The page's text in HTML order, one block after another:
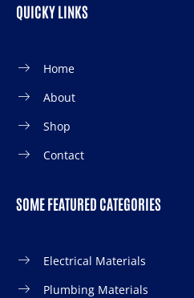
QUICKY LINKS
Home
About
Shop
Contact
SOME FEATURED CATEGORIES
Electrical Materials
Plumbing Materials